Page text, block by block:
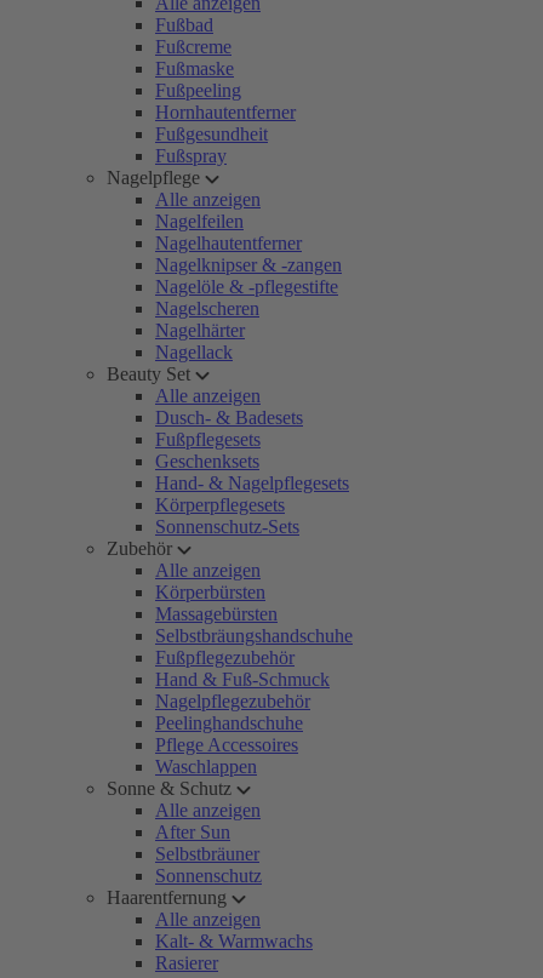
Fußbad
Fußcreme
Fußmaske
Fußpeeling
Hornhautentferner
Fußgesundheit
Fußspray
Nagelpflege
Alle anzeigen
Nagelfeilen
Nagelhautentferner
Nagelknipser & -zangen
Nagelöle & -pflegestifte
Nagelscheren
Nagelhärter
Nagellack
Beauty Set
Alle anzeigen
Dusch- & Badesets
Fußpflegesets
Geschenksets
Hand- & Nagelpflegesets
Körperpflegesets
Sonnenschutz-Sets
Zubehör
Alle anzeigen
Körperbürsten
Massagebürsten
Selbstbräungshandschuhe
Fußpflegezubehör
Hand & Fuß-Schmuck
Nagelpflegezubehör
Peelinghandschuhe
Pflege Accessoires
Waschlappen
Sonne & Schutz
Alle anzeigen
After Sun
Selbstbräuner
Sonnenschutz
Haarentfernung
Alle anzeigen
Kalt- & Warmwachs
Rasierer